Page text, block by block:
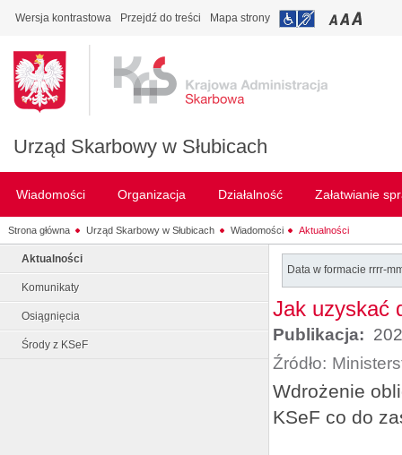
Wersja kontrastowa Przejdź do treści Mapa strony
Urząd Skarbowy w Słubicach
Wiadomości Organizacja Działalność Załatwianie
Strona główna Urząd Skarbowy w Słubicach Wiadomości Aktualności
Aktualności
Komunikaty
Osiągnięcia
Środy z KSeF
Data w formacie rrrr-
Jak uzyskać
Publikacja:
Źródło:
Wdrożenie
KSeF co do